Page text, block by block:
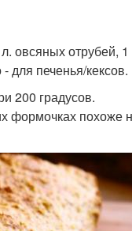
овсяных отрубей,
для печенья/кексов.
200 градусов.
похоже